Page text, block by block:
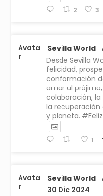
2 3
Avata
r
Sevilla World
Desde Sevilla
felicidad,
conformación
amor al
colaboración,
la recuperación
y planeta.
1
Avata
r
Sevilla World
30 Dic 2024